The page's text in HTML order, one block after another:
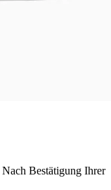
Nach Bestätigung Ihrer